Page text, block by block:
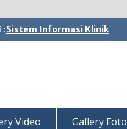
:Sistem Informasi Klinik
Video Gallery Foto